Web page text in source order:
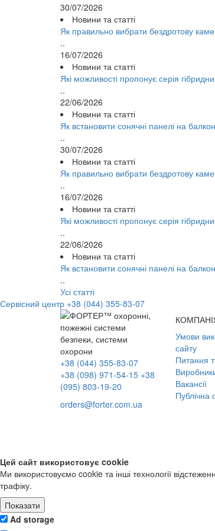
30/07/2026
Новини та статті
Як правильно вибрати бездротову
..
16/07/2026
Новини та статті
Які можливості пропонує серія
..
22/06/2026
Новини та статті
Як встановити сонячні панелі на
..
30/07/2026
Новини та статті
Як правильно вибрати бездротову
..
16/07/2026
Новини та статті
Які можливості пропонує серія
..
22/06/2026
Новини та статті
Як встановити сонячні панелі на
..
Усі статті
Сервісний центр +38 (044) 355-83-07
+38 (044) 355-83-07
+38 (098) 971-54-15 +38
(095) 803-19-20
orders@forter.com.ua
Умови
сайту
Питання
Вакансії
Публічна
Цей сайт використовує cookie
Ми використовуємо cookie та інші технології
трафіку.
Показати
Ad storage